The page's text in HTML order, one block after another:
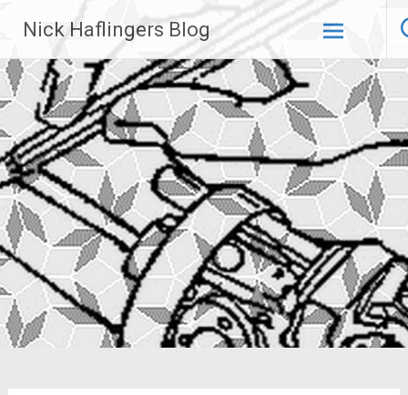
Inhalt
springen
Nick Haflingers Blog